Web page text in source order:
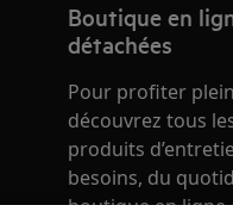
Boutique en
détachées
Pour profiter
découvrez tous
produits
besoins, du